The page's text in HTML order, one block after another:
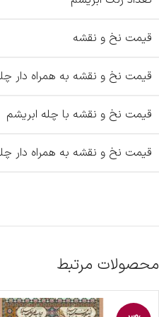
قیمت نخ و نقشه
قیمت نخ و نقشه به همراه دار
قیمت نخ و نقشه با چله ابریشم
قیمت نخ و نقشه به همراه دار
محصولات مرتبط